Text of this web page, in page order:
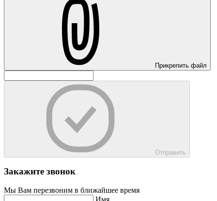
Прикрепить файл
Отправить
Закажите звонок
Мы Вам перезвоним в ближайшее время
Имя